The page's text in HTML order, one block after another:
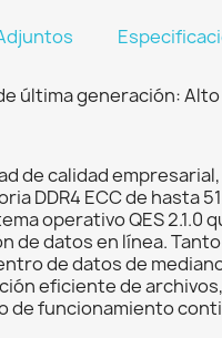
última generación:
de calidad
DDR4 ECC de hasta
operativo QES
de datos en línea.
de datos de
eficiente de
de funcionamiento